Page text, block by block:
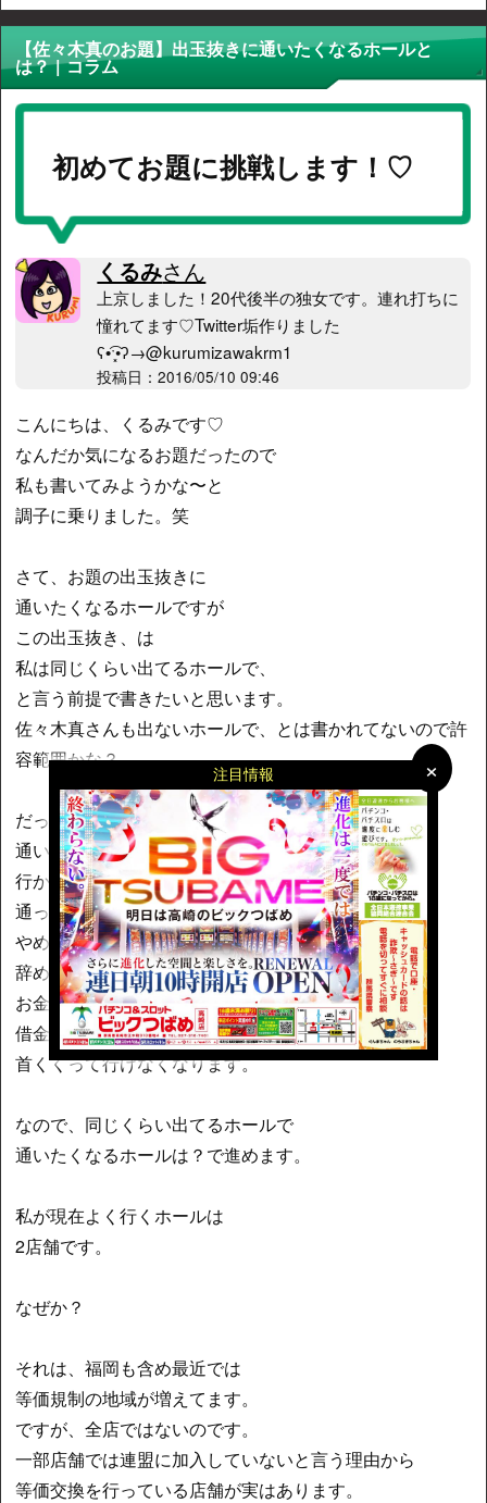
×
×
注目情報
【佐々木真のお題】出玉抜きに通いたくなるホールと
は？ | コラム
初めてお題に挑戦します！♡
くるみさん
上京しました！20代後半の独女です。連れ打ちに
憧れてます♡Twitter垢作りました
ʕ•͡ˑ͓•ʔ→@kurumizawakrm1
投稿日：2016/05/10 09:46
こんにちは、くるみです♡
なんだか気になるお題だったので
私も書いてみようかな〜と
調子に乗りました。笑
さて、お題の出玉抜きに
通いたくなるホールですが
この出玉抜き、は
私は同じくらい出てるホールで、
と言う前提で書きたいと思います。
佐々木真さんも出ないホールで、とは書かれてないので許
容範囲かな？
だって、同じくらい出ないホールで
通いたくなるホールは？だと
行かないと言う選択肢しかないです。
通っても出ないなら
やめちゃうし、
辞めなかったら
お金なくなって
借金して
首くくって行けなくなります。
なので、同じくらい出てるホールで
通いたくなるホールは？で進めます。
私が現在よく行くホールは
2店舗です。
なぜか？
それは、福岡も含め最近では
等価規制の地域が増えてます。
ですが、全店ではないのです。
一部店舗では連盟に加入していないと言う理由から
等価交換を行っている店舗が実はあります。